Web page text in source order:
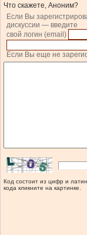
Что скажете, Аноним?
Если Вы
дискуссии — введите
свой логин (email)
Если Вы еще не
Код состоит из цифр и
кода кликните на картинке.